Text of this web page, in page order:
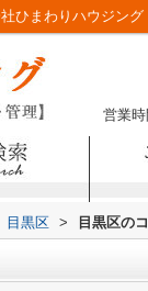
ひまわりハウジング
営業
目黒区 > 目黒区の